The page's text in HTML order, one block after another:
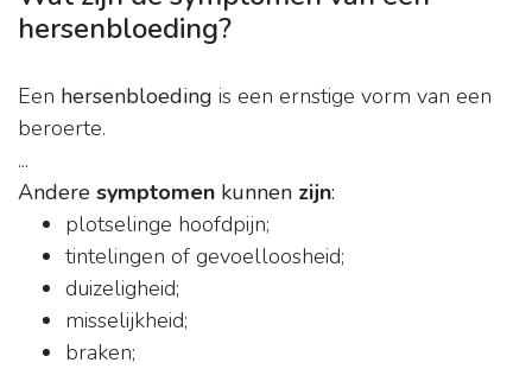
hersenbloeding?
Een hersenbloeding is een ernstige vorm van een
beroerte.
...
Andere symptomen kunnen zijn:
plotselinge hoofdpijn;
tintelingen of gevoelloosheid;
duizeligheid;
misselijkheid;
braken;